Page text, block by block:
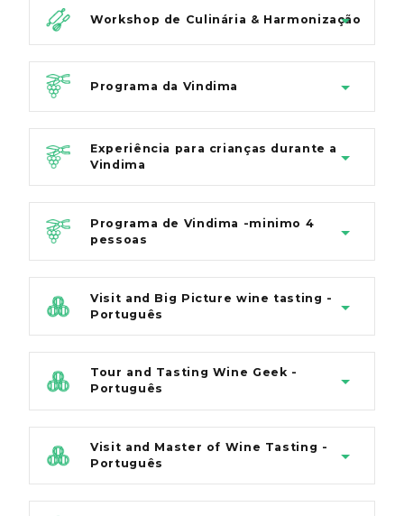
Workshop de Culinária & Harmonização
Programa da Vindima
Experiência para crianças durante a
Vindima
Programa de Vindima -minimo 4
pessoas
Visit and Big Picture wine tasting -
Português
Tour and Tasting Wine Geek -
Português
Visit and Master of Wine Tasting -
Português